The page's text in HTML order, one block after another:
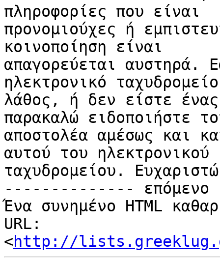
πληροφορίες που είναι
προνομιούχες ή
κοινοποίηση είναι
απαγορεύεται αυστηρά.
ηλεκτρονικό
λάθος, ή δεν είστε
παρακαλώ ειδοποιήστε
αποστολέα αμέσως και
αυτού του ηλεκτρονικού
ταχυδρομείου.
--------------
Ένα συνημένο HTML
URL:
<http://